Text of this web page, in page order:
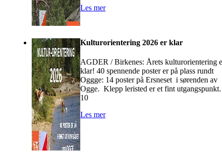
Les mer
Kulturorientering 2026 er klar
AGDER / Birkenes: Årets kulturorientering
klar! 40 spennende poster er på plass rundt
Oggge: 14 poster på Ersneset i sørenden av
Ogge. Klepp leristed er et fint utgangspunkt.
10
Les mer